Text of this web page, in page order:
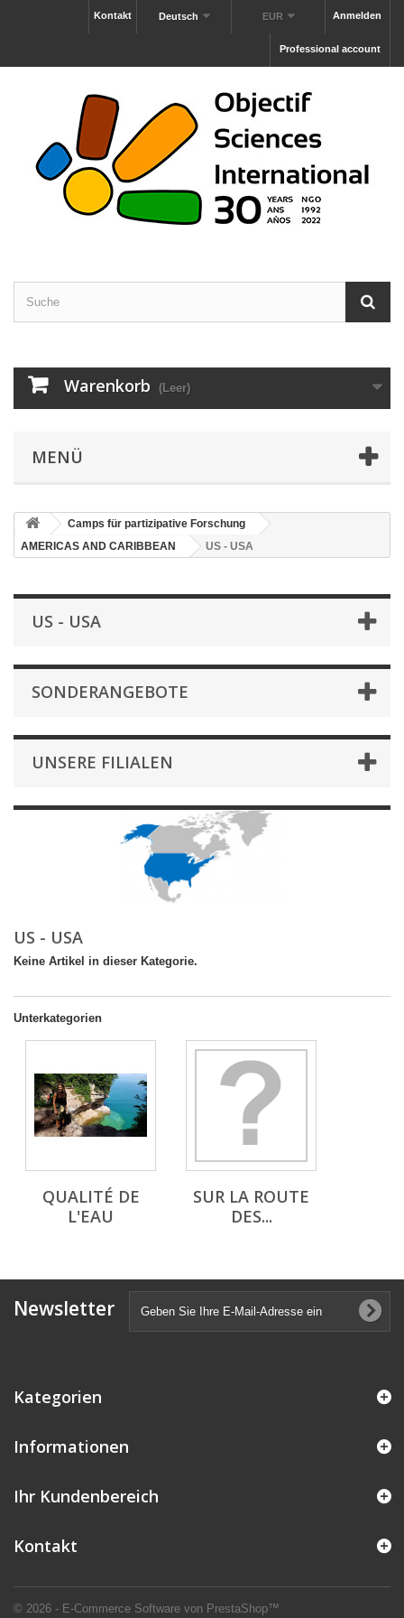
Anmelden
EUR
Deutsch
Kontakt
Professional account
Warenkorb (Leer)
MENÜ
Camps für partizipative Forschung
AMERICAS AND CARIBBEAN
US - USA
US - USA
SONDERANGEBOTE
UNSERE FILIALEN
US - USA
Keine Artikel in dieser Kategorie.
Unterkategorien
QUALITÉ DE
L'EAU
SUR LA ROUTE
DES...
Newsletter
Kategorien
Informationen
© 2026 - E-Commerce Software von PrestaShop™
Ihr Kundenbereich
Kontakt